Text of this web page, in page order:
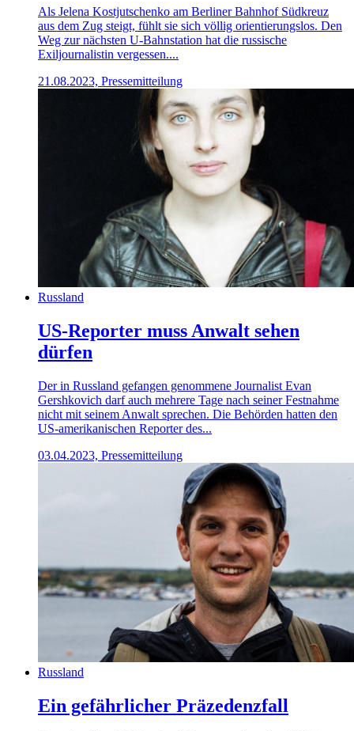
Als Jelena Kostjutschenko am Berliner Bahnhof Südkreuz
aus dem Zug steigt, fühlt sie sich völlig orientierungslos. Den
Weg zur nächsten U-Bahnstation hat die russische
Exiljournalistin vergessen....
21.08.2023, Pressemitteilung
Russland
US-Reporter muss Anwalt sehen
dürfen
Der in Russland gefangen genommene Journalist Evan
Gershkovich darf auch mehrere Tage nach seiner Festnahme
nicht mit seinem Anwalt sprechen. Die Behörden hatten den
US-amerikanischen Reporter des...
03.04.2023, Pressemitteilung
Russland
Ein gefährlicher Präzedenzfall